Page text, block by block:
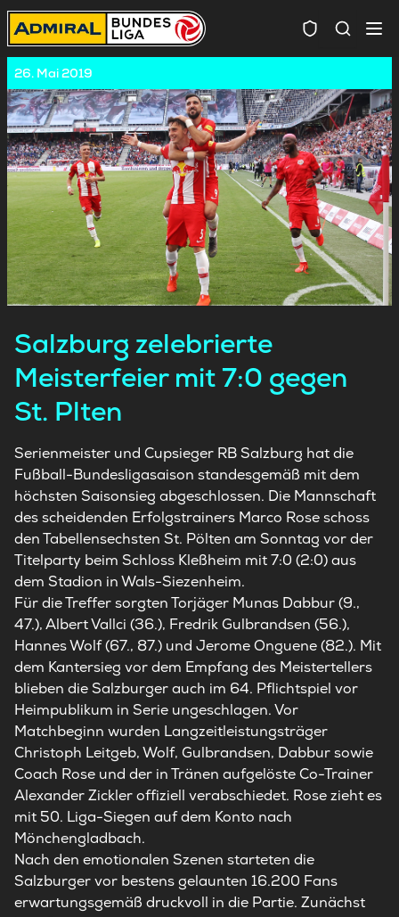
26. Mai 2019
Salzburg zelebrierte
Meisterfeier mit 7:0 gegen
St. Plten
Serienmeister und Cupsieger RB Salzburg hat die
Fußball-Bundesligasaison standesgemäß mit dem
höchsten Saisonsieg abgeschlossen. Die Mannschaft
des scheidenden Erfolgstrainers Marco Rose schoss
den Tabellensechsten St. Pölten am Sonntag vor der
Titelparty beim Schloss Kleßheim mit 7:0 (2:0) aus
dem Stadion in Wals-Siezenheim.
Für die Treffer sorgten Torjäger Munas Dabbur (9.,
47.), Albert Vallci (36.), Fredrik Gulbrandsen (56.),
Hannes Wolf (67., 87.) und Jerome Onguene (82.). Mit
dem Kantersieg vor dem Empfang des Meistertellers
blieben die Salzburger auch im 64. Pflichtspiel vor
Heimpublikum in Serie ungeschlagen. Vor
Matchbeginn wurden Langzeitleistungsträger
Christoph Leitgeb, Wolf, Gulbrandsen, Dabbur sowie
Coach Rose und der in Tränen aufgelöste Co-Trainer
Alexander Zickler offiziell verabschiedet. Rose zieht es
mit 50. Liga-Siegen auf dem Konto nach
Mönchengladbach.
Nach den emotionalen Szenen starteten die
Salzburger vor bestens gelaunten 16.200 Fans
erwartungsgemäß druckvoll in die Partie. Zunächst